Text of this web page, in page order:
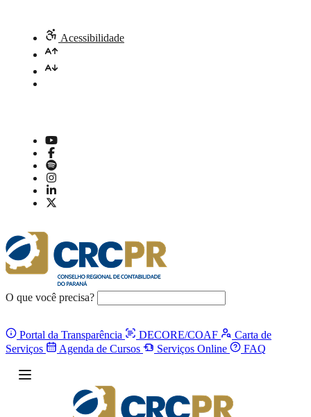
Acessibilidade
O que você precisa?
Portal da Transparência DECORE/COAF
Carta de
Serviços
Agenda de Cursos Serviços Online FAQ